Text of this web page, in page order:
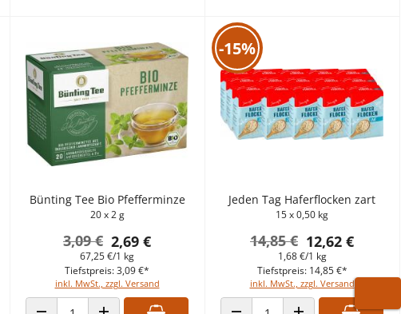
Bünting Tee Bio Pfefferminze
20 x 2 g
2,69 €
3,09 €
67,25 €/1 kg
inkl. MwSt., zzgl. Versand
Tiefstpreis: 3,09 €*
-15%
Jeden Tag Haferflocken zart
15 x 0,50 kg
12,62 €
14,85 €
1,68 €/1 kg
inkl. MwSt., zzgl. Versand
Tiefstpreis: 14,85 €*